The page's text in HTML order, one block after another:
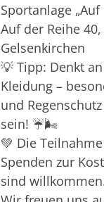
Sportanlage „Auf
Auf der Reihe
Gelsenkirchen
💡 Tipp: Denkt
Kleidung –
und
sein! ☔🌬️
💚 Die
Spenden zur
sind